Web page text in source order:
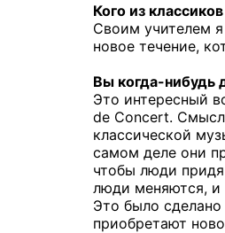
Кого из
Своим учителем
новое течение,
Вы когда-нибудь
Это интересный
de Concert. Смысл
классической
самом деле они
чтобы люди
люди меняются, и
Это было сделано
приобретают